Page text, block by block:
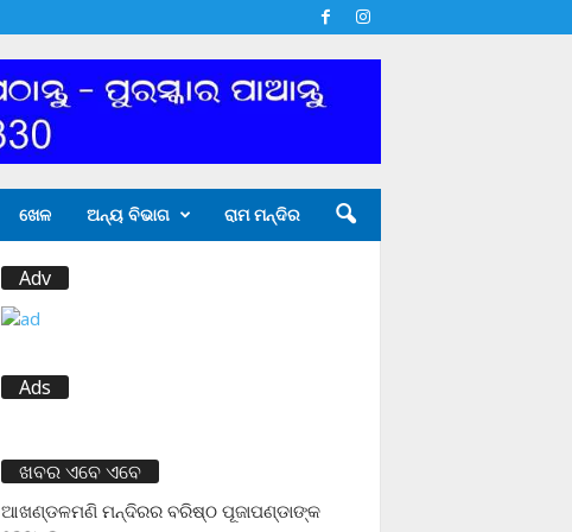
ଖେଳ ଅନ୍ୟ ବିଭାଗ ରାମ ମନ୍ଦିର
Adv
Ads
ଖବର ଏବେ ଏବେ
ଆଖଣ୍ଡଳମଣି ମନ୍ଦିରର ବରିଷ୍ଠ ପୂଜାପଣ୍ଡାଙ୍କ